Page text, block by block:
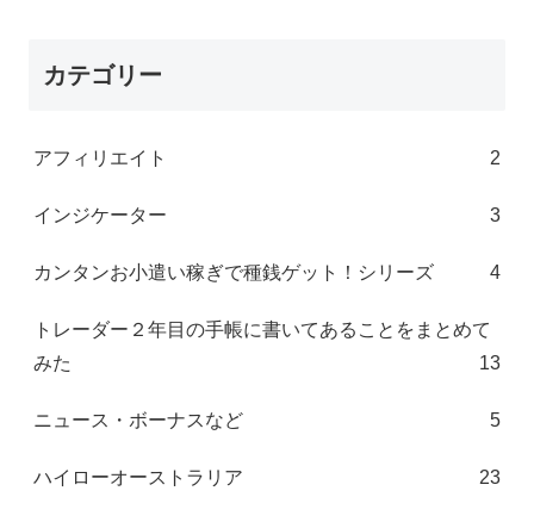
カテゴリー
アフィリエイト 2
インジケーター 3
カンタンお小遣い稼ぎで種銭ゲット！シリーズ 4
トレーダー２年目の手帳に書いてあることをまとめて
みた
13
ニュース・ボーナスなど 5
ハイローオーストラリア 23